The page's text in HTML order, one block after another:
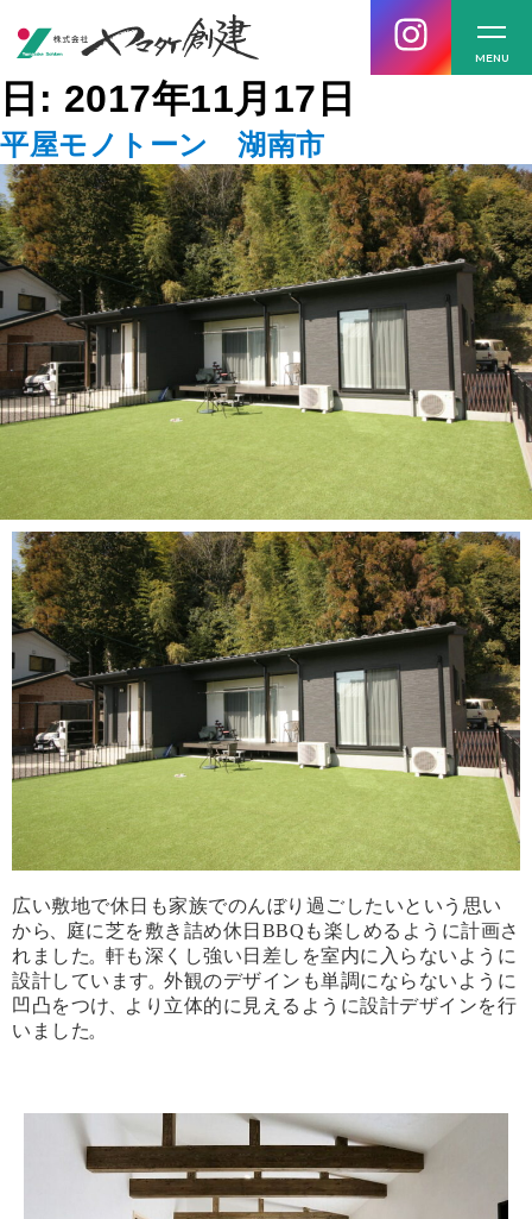
MENU
日: 2017年11月17日
平屋モノトーン 湖南市
広い敷地で休日も家族でのんぼり過ごしたいという思い
から 、庭に芝を敷き詰め休日BBQも楽しめるように計画さ
れました。軒も深くし強い日差しを室内に入らないように
設計しています。外観のデザインも単調にならないように
凹凸をつけ、 より立体的に見えるように設計デザインを行
いました。